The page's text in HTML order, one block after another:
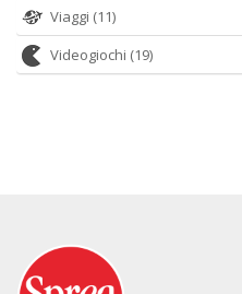
Viaggi (11)
Videogiochi (19)